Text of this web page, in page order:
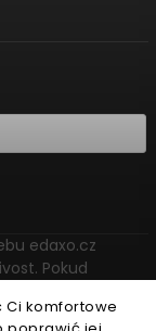
Ci komfortowe
edaxo.cz
Pokud